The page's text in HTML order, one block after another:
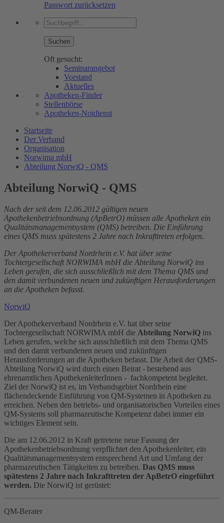
Passwort zurücksetzen
Suchen
Oft gesucht:
Seminarangebot
Vorstand
Aktuelles
Apotheken-Finder
Stellenbörse
Apotheken-Notdienst
Startseite
Der Verband
Organisation
Norwima mbH
Abteilung NorwiQ - QMS
Abteilung NorwiQ - QMS
Nach der seit dem 12.06.2012 gültigen neuen
Apothekenbetriebsordnung (ApBetrO) müssen alle Apotheken ein
Qualitätsmanagementsystem (QMS) betreiben. Die Einführung
eines QMS muss spätestens 2 Jahre nach Inkrafttreten erfolgen.
Der Apothekerverband Nordrhein e.V. hat über seine
Tochtergesellschaft NORWIMA mbH die Abteilung NorwiQ ins
Leben gerufen, die sich ausschließlich mit dem Thema QMS und
den damit verbundenen neuen und zukünftigen Herausforderungen
an die Apotheken befasst.
NorwiQ
Der Apothekerverband Nordrhein e.V. hat über seine
Tochtergesellschaft NORWIMA mbH die Abteilung NorwiQ ins
Leben gerufen, welche sich ausschließlich mit dem Thema QMS
und den damit verbundenen neuen und zukünftigen
Herausforderungen an die Apotheken befasst. Die Arbeit der QMS-
Abteilung NorwiQ wird durch einen Beirat - bestehend aus
ehrenamtlichen ApothekenleiterInnen - fachkompetent begleitet.
Ziel der NorwiQ ist es, im Verbandsgebiet Nordrhein eine
flächendeckende Einführung von QM-Systemen in Apotheken zu
erreichen. Neben den betriebs- und organisatorischen Vorteilen eines
QM-Systems soll pharmazeutische Kompetenz dabei immer ein
wichtiges Element sein.
Die am 12.06.2012 in Kraft getretene neue Fassung der
Apothekenbetriebsordnung verpflichtet den Apothekenleiter, ein
Qualitätsmanagementsystem entsprechend Art und Umfang der
pharmazeutischen Tätigkeiten zu betreiben. Das QMS muss
spätestens 2 Jahre nach Inkrafttreten der ApBetrO eingeführt
werden. Die NorwiQ ist gerüstet:
QM-Berater